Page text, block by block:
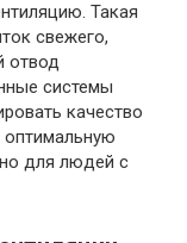
Такая
свежего,
отвод
системы
качество
для людей с